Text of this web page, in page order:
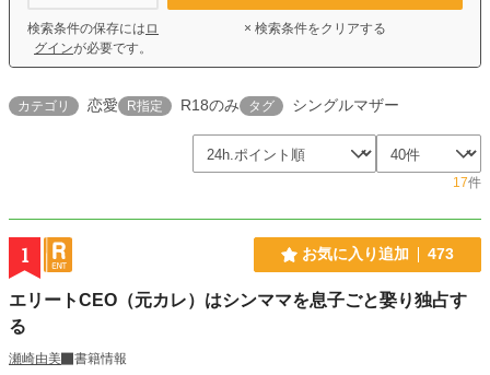
検索条件の保存には ロ
グインが必要です。
× 検索条件をクリアする
カテゴリ 恋愛 R指定 R18のみ タグ シングルマザー
17件
1 お気に入り追加 473
エリートCEO（元カレ）はシンママを息子ごと娶り独占す
る
瀬崎由美
書籍情報